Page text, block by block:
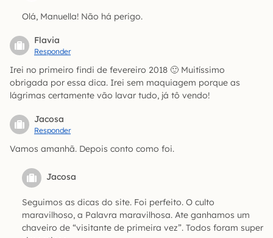
Olá, Manuella! Não há perigo.
Flavia
Responder
Irei no primeiro findi de fevereiro 2018 🙂 Muitíssimo
obrigada por essa dica. Irei sem maquiagem porque as
lágrimas certamente vão lavar tudo, já tô vendo!
Jacosa
Responder
Vamos amanhã. Depois conto como foi.
Jacosa
Seguimos as dicas do site. Foi perfeito. O culto
maravilhoso, a Palavra maravilhosa. Ate ganhamos um
chaveiro de “visitante de primeira vez”. Todos foram super